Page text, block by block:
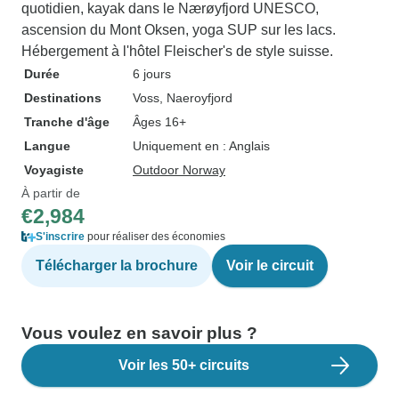
quotidien, kayak dans le Nærøyfjord UNESCO,
ascension du Mont Oksen, yoga SUP sur les lacs.
Hébergement à l'hôtel Fleischer's de style suisse.
Durée
6 jours
Destinations
Voss , Naeroyfjord
Tranche d'âge
Âges 16+
Langue
Uniquement en : Anglais
Voyagiste
Outdoor Norway
À partir de
€2,984
S'inscrire pour réaliser des économies
Télécharger la brochure Voir le circuit
Vous voulez en savoir plus ?
Voir les 50+ circuits